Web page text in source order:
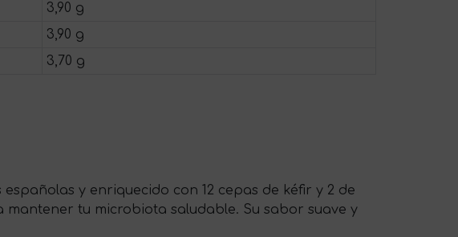
3,90 g
3,90 g
3,70 g
y enriquecido con 12 cepas de kéfir y 2 de
mantener tu microbiota saludable. Su sabor suave y